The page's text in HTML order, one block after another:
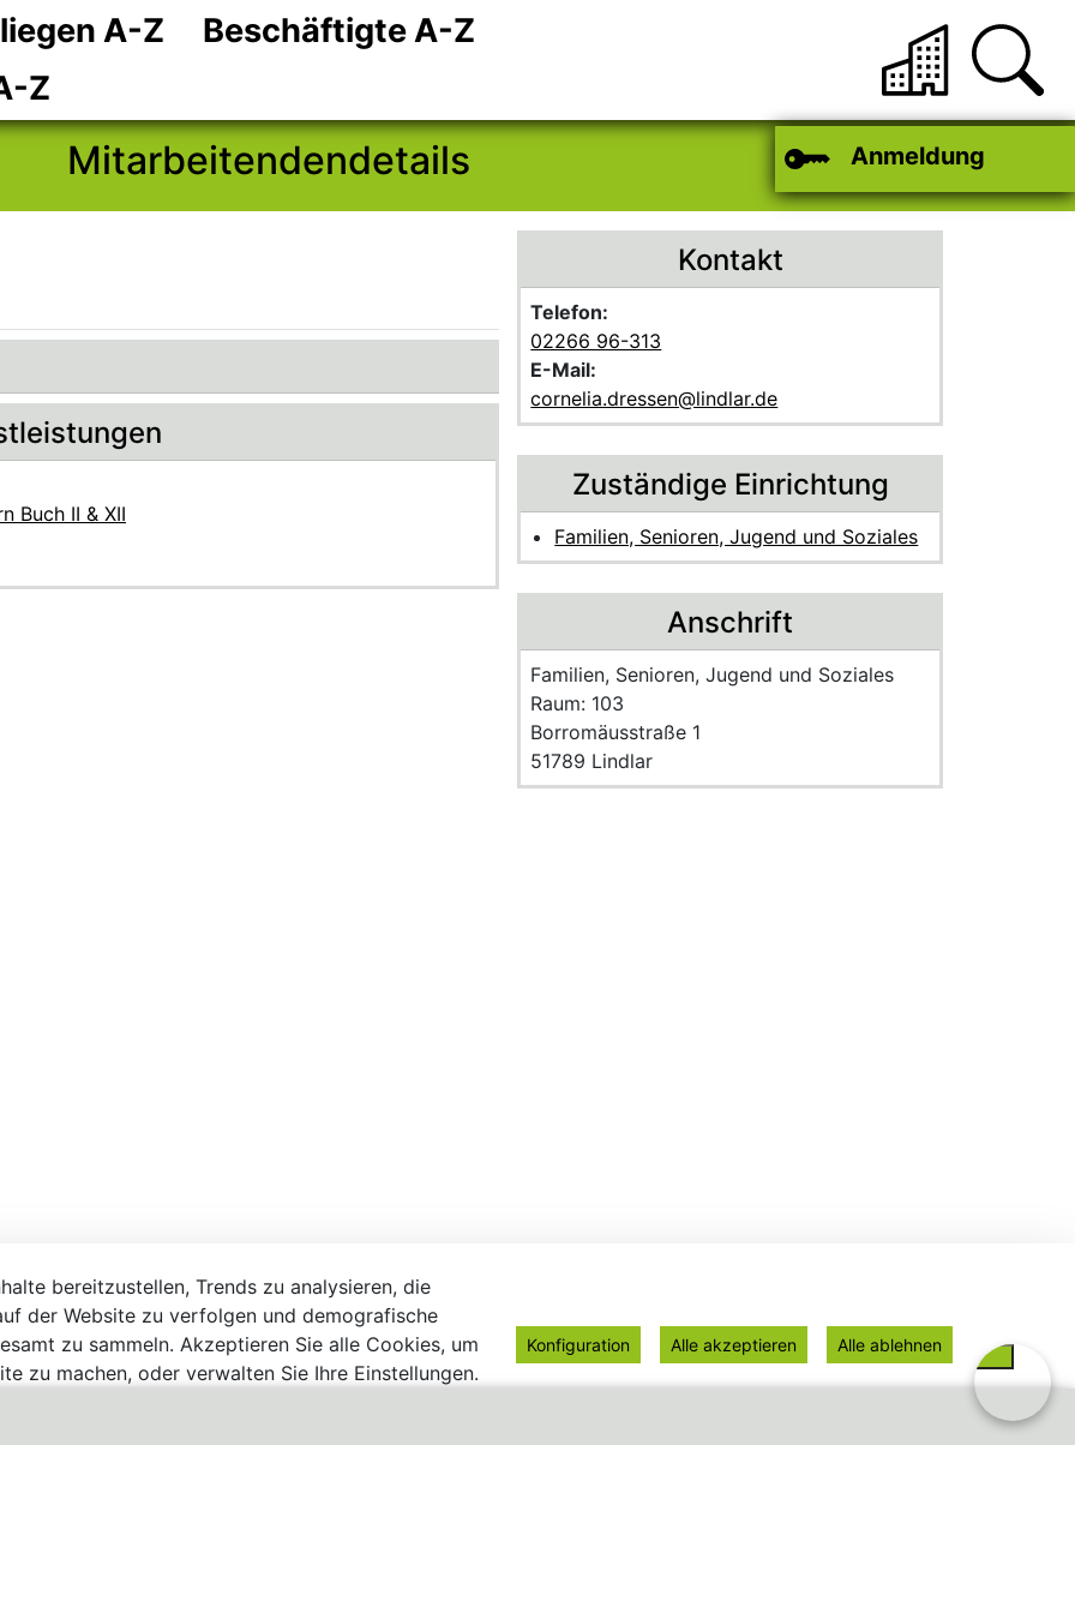
Zum Header
Zum Hauptinhalt
Zum Footer
A-Z
Beschäftigte A-Z
Z
Anmeldung
Mitarbeitendendetails
Buch II & XII
Kontakt
Telefon:
02266 96-313
E-Mail:
cornelia.dressen@lindlar.de
Zuständige Einrichtung
Familien, Senioren, Jugend und Soziales
Anschrift
Name der Einrichtung:
Familien, Senioren, Jugend und Soziales
Raum des Mitarbeitenden
Raum: 103
Strasse und Hausnummer
Borromäusstraße 1
PLZ und Ort
51789 Lindlar
bereitzustellen, Trends zu analysieren, die
der Website zu verfolgen und demografische
zu sammeln. Akzeptieren Sie alle Cookies, um
zu machen, oder verwalten Sie Ihre Einstellungen.
Konfiguration Alle akzeptieren Alle ablehnen